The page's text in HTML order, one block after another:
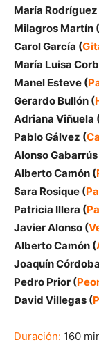
María
Milagros Martín (
Carol García (
María Luisa
Manel Esteve (
Gerardo Bullón (
Adriana Viñuela
Pablo Gálvez (
Alonso
Alberto Camón (
Sara Rosique (
Patricia Illera (
Javier Alonso (
Alberto Camón (
Joaquín
Pedro Prior (
David Villegas (
Duración: 160